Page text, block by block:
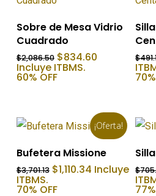
Añadir Al Carrito
Sobre de Mesa Vidrio
Cuadrado
$2,086.50 El
precio
original
$834.60El
Incluye ITBMS.
60% OFF
$
¡Oferta!
Añadir Al Carrito
Bufetera Missione
$3,701.13 El
precio
original
$1,110.34El
precio
Incluye
ITBMS.
70% OFF
$